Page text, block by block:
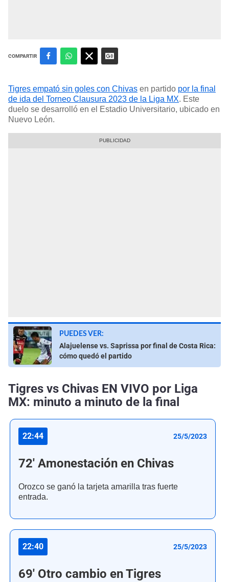
COMPARTIR
Tigres empató sin goles con Chivas en partido por la final
de ida del Torneo Clausura 2023 de la Liga MX. Este
duelo se desarrolló en el Estadio Universitario, ubicado en
Nuevo León.
PUEDES VER:
Alajuelense vs. Saprissa por final de Costa Rica:
cómo quedó el partido
Tigres vs Chivas EN VIVO por Liga
MX: minuto a minuto de la final
22:44 25/5/2023
72' Amonestación en Chivas
Orozco se ganó la tarjeta amarilla tras fuerte
entrada.
22:40 25/5/2023
69' Otro cambio en Tigres